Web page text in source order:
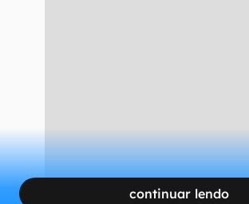
continuar lendo